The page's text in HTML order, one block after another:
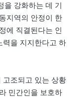
을 강화하는 데 기
지역의 안정이 한
에 직결된다는 인
력을 지지한다고 하
조되고 있는 상황
민간인을 보호하